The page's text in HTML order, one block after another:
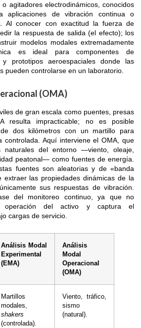
agitadores electrodinámicos, conocidos
aplicaciones de vibración continua o
Al conocer con exactitud la fuerza de
la respuesta de salida (el efecto); los
modelos modales extremadamente
es ideal para componentes de
y prototipos aeroespaciales donde las
pueden controlarse en un laboratorio.
(OMA)
de gran escala como puentes, presas
resulta impracticable; no es posible
dos kilómetros con un martillo para
controlada. Aquí interviene el OMA, que
naturales del entorno —viento, oleaje,
peatonal— como fuentes de energía.
fuentes son aleatorias y de «banda
extraer las propiedades dinámicas de la
sus respuestas de vibración.
del monitoreo continuo, ya que no
operación del activo y captura el
cargas de servicio.
Análisis Modal
Experimental
(EMA)
Análisis
Modal
Operacional
(OMA)
Martillos
modales,
shakers
(controlada).
Viento, tráfico,
sismo
(natural).